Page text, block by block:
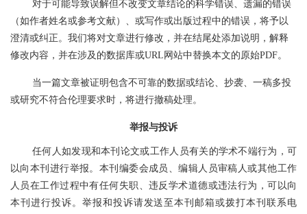
对于可能导致误解但不改变文章结论的科学错误、遗漏的错误
（如作者姓名或参考文献）、或写作或出版过程中的错误，将予以
澄清或纠正。我们将对文章进行修改，并在结尾处添加说明，解释
修改内容，并在涉及的数据库或URL网站中替换本文的原始PDF。
当一篇文章被证明包含不可靠的数据或结论、抄袭、一稿多投
或研究不符合伦理要求时，将进行撤稿处理。
举报与投诉
任何人如发现和本刊论文或工作人员有关的学术不端行为，可
以向本刊进行举报。本刊编委会成员、编辑人员审稿人或其他工作
人员在工作过程中有任何失职、违反学术道德或违法行为，可以向
本刊进行投诉。举报和投诉请发送至本刊邮箱或拨打本刊联系电